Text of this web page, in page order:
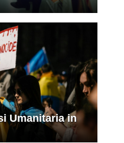
Umanitaria in